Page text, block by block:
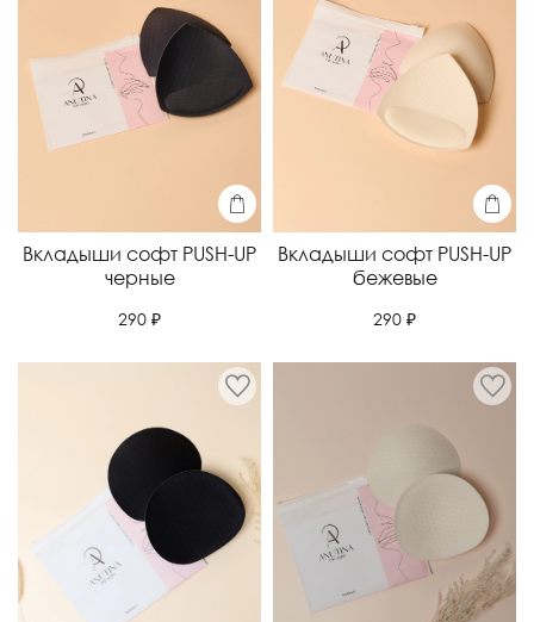
Вкладыши софт PUSH-UP
черные
290 ₽
Вкладыши софт PUSH-UP
бежевые
290 ₽